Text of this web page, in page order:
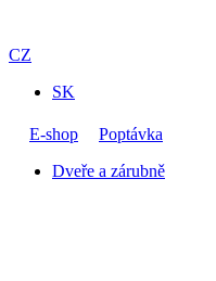
CZ
SK
E-shop
Poptávka
Dveře a zárubně